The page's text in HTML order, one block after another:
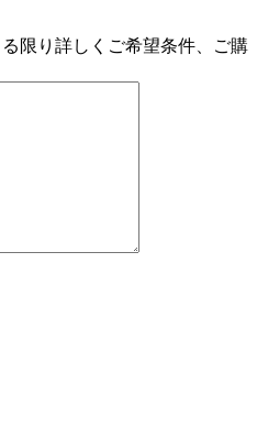
限り詳しくご希望条件、ご購